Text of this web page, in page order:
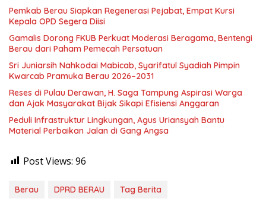
Pemkab Berau Siapkan Regenerasi Pejabat, Empat Kursi
Kepala OPD Segera Diisi
Gamalis Dorong FKUB Perkuat Moderasi Beragama, Bentengi
Berau dari Paham Pemecah Persatuan
Sri Juniarsih Nahkodai Mabicab, Syarifatul Syadiah Pimpin
Kwarcab Pramuka Berau 2026–2031
Reses di Pulau Derawan, H. Saga Tampung Aspirasi Warga
dan Ajak Masyarakat Bijak Sikapi Efisiensi Anggaran
Peduli Infrastruktur Lingkungan, Agus Uriansyah Bantu
Material Perbaikan Jalan di Gang Angsa
Post Views: 96
Berau DPRD BERAU Tag Berita